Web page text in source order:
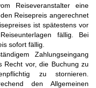
Reiseveranstalter eine
Reisepreis angerechnet
ist spätestens vor
fällig. Bei
sofort fällig.
Zahlungseingang
Recht vor, die Buchung zu
zu stornieren.
den Allgemeinen